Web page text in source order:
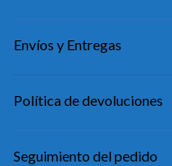
Envíos y Entregas
Política de devoluciones
Seguimiento del pedido